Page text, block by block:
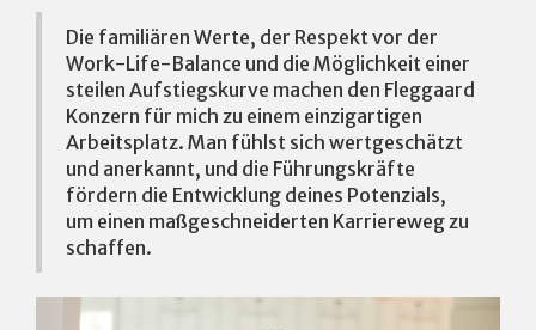
Die familiären Werte, der Respekt vor der
Work-Life-Balance und die Möglichkeit einer
steilen Aufstiegskurve machen den Fleggaard
Konzern für mich zu einem einzigartigen
Arbeitsplatz. Man fühlst sich wertgeschätzt
und anerkannt, und die Führungskräfte
fördern die Entwicklung deines Potenzials,
um einen maßgeschneiderten Karriereweg zu
schaffen.